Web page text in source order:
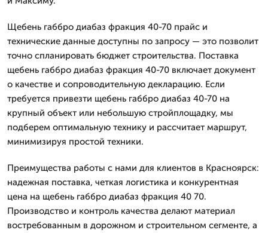
Щебень габбро диабаз фракция 40-70 прайс и
технические данные доступны по запросу — это позволит
точно спланировать бюджет строительства. Поставка
щебень габбро диабаз фракция 40-70 включает документ
о качестве и сопроводительную декларацию. Если
требуется привезти щебень габбро диабаз 40-70 на
крупный объект или небольшую стройплощадку, мы
подберем оптимальную технику и рассчитает маршрут,
минимизируя простой техники.
Преимущества работы с нами для клиентов в Красноярск:
надежная поставка, четкая логистика и конкурентная
цена на щебень габбро диабаз фракция 40 70.
Производство и контроль качества делают материал
востребованным в дорожном и строительном сегменте, а